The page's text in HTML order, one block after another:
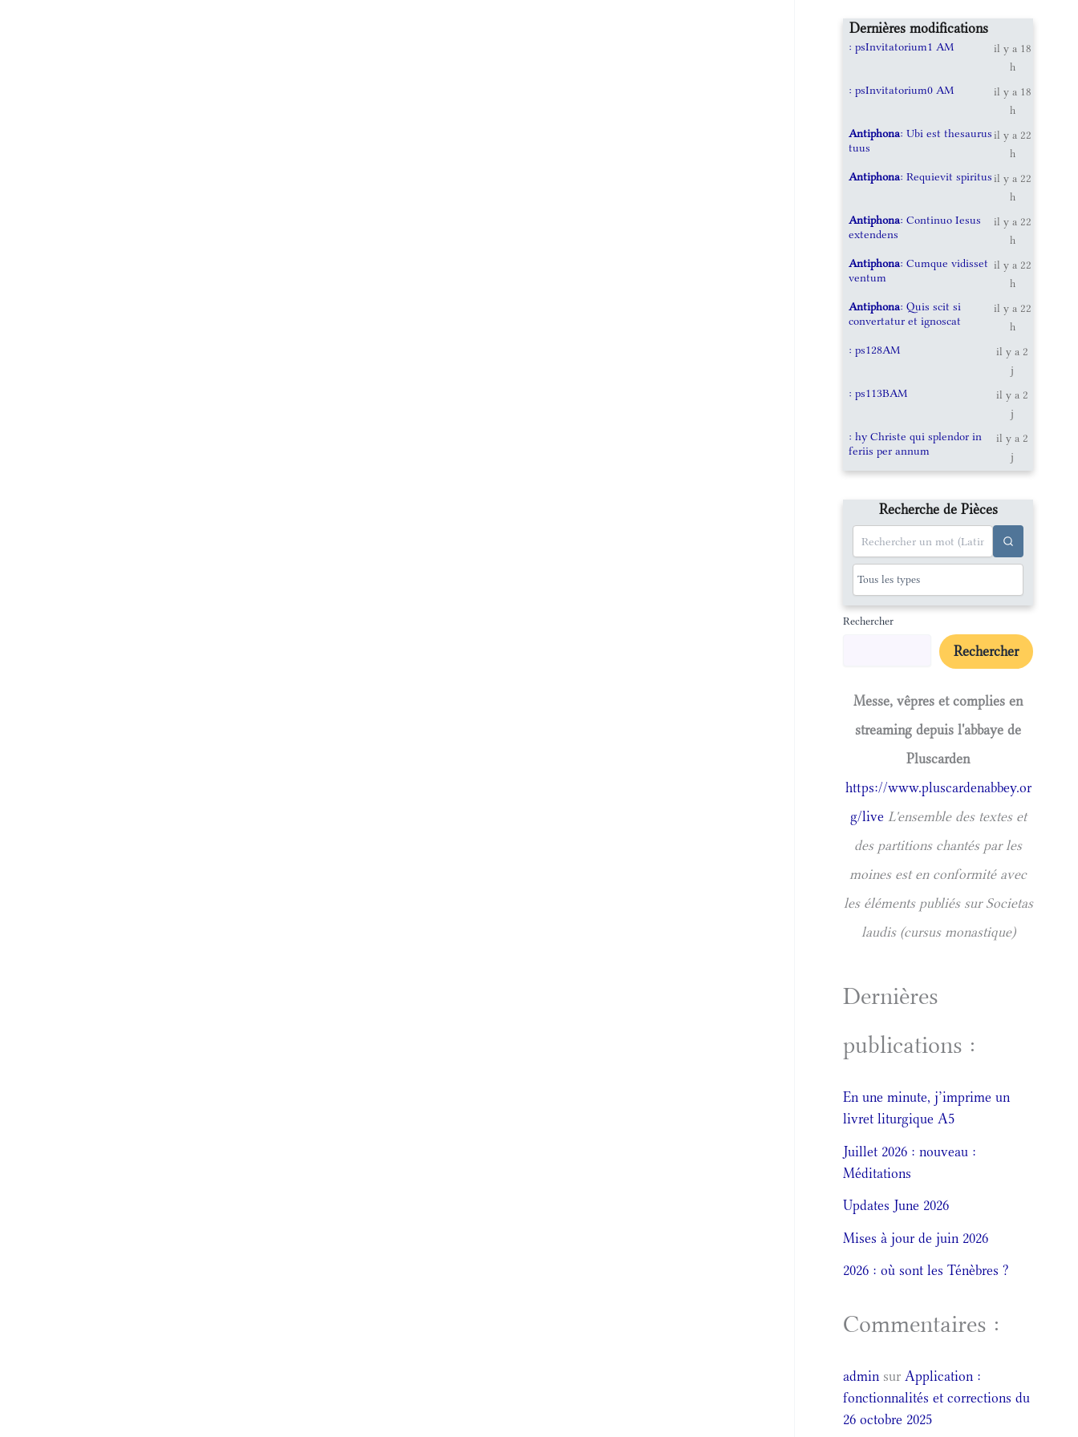
Dernières modifications
: psInvitatorium1 AM
il y a 18
h
: psInvitatorium0 AM
il y a 18
h
Antiphona: Ubi est thesaurus
tuus
il y a 22
h
Antiphona: Requievit spiritus il y a 22
h
Antiphona: Continuo Iesus
extendens
il y a 22
h
Antiphona: Cumque vidisset
ventum
il y a 22
h
Antiphona: Quis scit si
convertatur et ignoscat
il y a 22
h
: ps128AM
il y a 2
j
: ps113BAM
il y a 2
j
: hy Christe qui splendor in
feriis per annum
il y a 2
j
Recherche de Pièces
Rechercher
Rechercher
Messe, vêpres et complies en
streaming depuis l'abbaye de
Pluscarden
https://www.pluscardenabbey.or
g/live L'ensemble des textes et
des partitions chantés par les
moines est en conformité avec
les éléments publiés sur Societas
laudis (cursus monastique)
Dernières
publications :
En une minute, j’imprime un
livret liturgique A5
Juillet 2026 : nouveau :
Méditations
Updates June 2026
Mises à jour de juin 2026
2026 : où sont les Ténèbres ?
Commentaires :
admin surApplication :
fonctionnalités et corrections du
26 octobre 2025